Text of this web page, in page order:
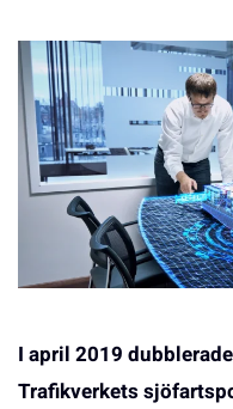
I april 2019
Trafikverkets